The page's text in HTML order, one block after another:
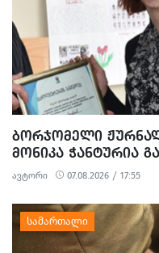
ᲑᲝᲠᲯᲝᲛᲔᲚᲘ
ᲛᲝᲜᲘᲙᲐ ᲭᲐᲜᲢᲣᲠᲘᲐ
ავტორი 07.08.2026 / 17:55